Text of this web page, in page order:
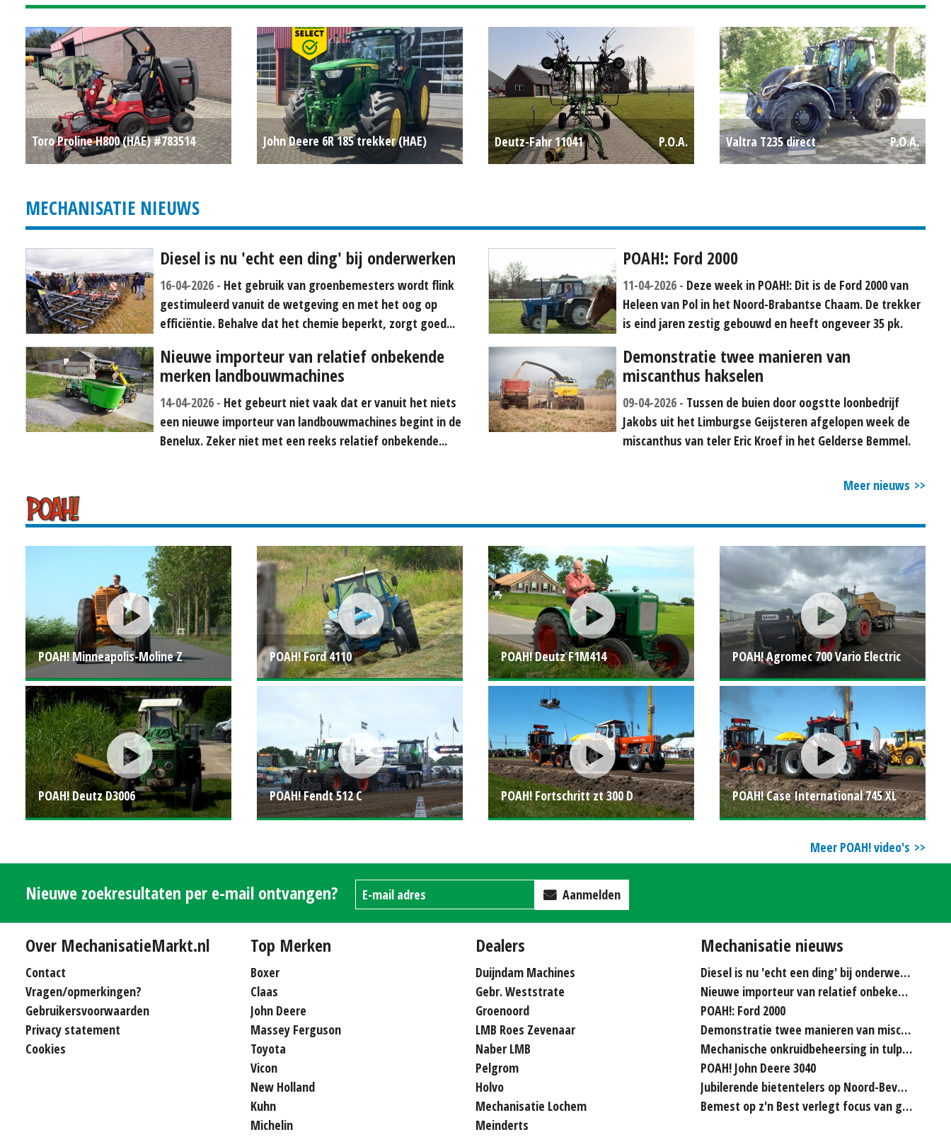
Toro Proline H800 (HAE) #783514
John Deere 6R 185 trekker (HAE)
Deutz-Fahr 11041 P.O.A. Valtra T235 direct P.O.A.
MECHANISATIE NIEUWS
Diesel is nu 'echt een ding' bij onderwerken
16-04-2026
Het gebruik van groenbemesters wordt flink
gestimuleerd vanuit de wetgeving en met het oog op
efficiëntie. Behalve dat het chemie beperkt, zorgt goed...
Nieuwe importeur van relatief onbekende
merken landbouwmachines
14-04-2026
Het gebeurt niet vaak dat er vanuit het niets
een nieuwe importeur van landbouwmachines begint in de
Benelux. Zeker niet met een reeks relatief onbekende...
POAH!: Ford 2000
11-04-2026
Deze week in POAH!: Dit is de Ford 2000 van
Heleen van Pol in het Noord-Brabantse Chaam. De trekker
is eind jaren zestig gebouwd en heeft ongeveer 35 pk.
Demonstratie twee manieren van
miscanthus hakselen
09-04-2026
Tussen de buien door oogstte loonbedrijf
Jakobs uit het Limburgse Geijsteren afgelopen week de
miscanthus van teler Eric Kroef in het Gelderse Bemmel.
Meer nieuws
POAH! Minneapolis-Moline Z
POAH! Deutz D3006
POAH! Ford 4110
POAH! Fendt 512 C
POAH! Deutz F1M414
POAH! Fortschritt zt 300 D
POAH! Agromec 700 Vario Electric
POAH! Case International 745 XL
Meer POAH! video's
Nieuwe zoekresultaten per e-mail ontvangen? Aanmelden
Over MechanisatieMarkt.nl
Contact
Vragen/opmerkingen?
Gebruikersvoorwaarden
Privacy statement
Cookies
Top Merken
Boxer
Claas
John Deere
Massey Ferguson
Toyota
Vicon
New Holland
Kuhn
Michelin
Dealers
Duijndam Machines
Gebr. Weststrate
Groenoord
LMB Roes Zevenaar
Naber LMB
Pelgrom
Holvo
Mechanisatie Lochem
Meinderts
Mechanisatie nieuws
Diesel is nu 'echt een ding' bij onderwerken
Nieuwe importeur van relatief onbekende merken...
POAH!: Ford 2000
Demonstratie twee manieren van miscanthus hakselen
Mechanische onkruidbeheersing in tulpenteelt steeds...
POAH! John Deere 3040
Jubilerende bietentelers op Noord-Beveland rijden elkaar...
Bemest op z'n Best verlegt focus van grasland naar bouwland